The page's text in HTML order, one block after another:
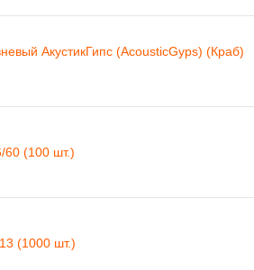
АкустикГипс (AcousticGyps) (Краб)
60 (100 шт.)
(1000 шт.)